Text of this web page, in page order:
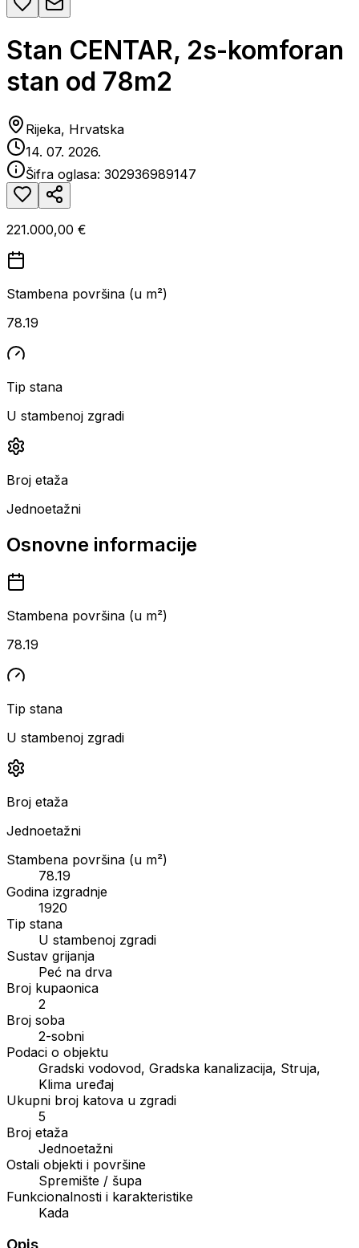
Stan CENTAR, 2s-komforan
stan od 78m2
Rijeka, Hrvatska
14. 07. 2026.
Šifra oglasa: 302936989147
221.000,00 €
Stambena površina (u m²)
78.19
Tip stana
U stambenoj zgradi
Broj etaža
Jednoetažni
Osnovne informacije
Stambena površina (u m²)
78.19
Tip stana
U stambenoj zgradi
Broj etaža
Jednoetažni
Stambena površina (u m²)
78.19
Godina izgradnje
1920
Tip stana
U stambenoj zgradi
Sustav grijanja
Peć na drva
Broj kupaonica
2
Broj soba
2-sobni
Podaci o objektu
Gradski vodovod, Gradska kanalizacija, Struja,
Klima uređaj
Ukupni broj katova u zgradi
5
Broj etaža
Jednoetažni
Ostali objekti i površine
Spremište / šupa
Funkcionalnosti i karakteristike
Kada